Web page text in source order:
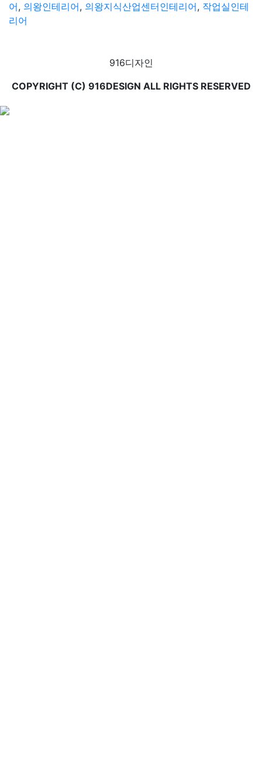
어, 의왕인테리어, 의왕지식산업센터인테리어, 작업실인테
리어
916디자인
COPYRIGHT (C) 916DESIGN ALL RIGHTS RESERVED